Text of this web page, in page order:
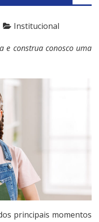
Institucional
e construa conosco uma
principais momentos